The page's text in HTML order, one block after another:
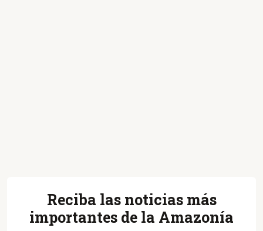
Reciba las noticias más
importantes de la Amazonía